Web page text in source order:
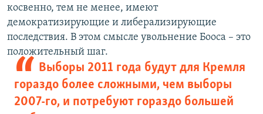
косвенно, тем не менее, имеют
демократизирующие и либерализирующие
последствия. В этом смысле увольнение Бооса – это
положительный шаг.
Выборы 2011 года будут для Кремля
гораздо более сложными, чем выборы
2007-го, и потребуют гораздо большей